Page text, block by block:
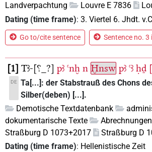
Landverpachtung
Louvre E 7836
Dating (time frame): 3. Viertel 6. Jhdt.
Go to/cite sentence Sentence no.
1 Tꜣ-[⸮_?] pꜣ ꜥnḫ n Ḫnsw pꜣ ꜥꜣ ḥḏ
DE Ta[...]: der Stabstrauß des Chons
Silber(deben) [...].
Demotische Textdatenbank
dokumentarische Texte
Abrechnungen
Straßburg D 1073+2017
Straßburg D
Dating (time frame): Hellenistische Zeit